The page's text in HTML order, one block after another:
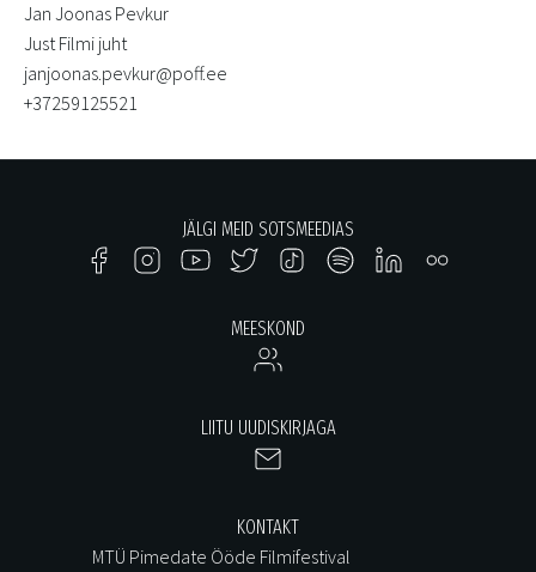
Jan Joonas Pevkur
Just Filmi juht
janjoonas.pevkur@poff.ee
+37259125521
JÄLGI MEID SOTSMEEDIAS
MEESKOND
LIITU UUDISKIRJAGA
KONTAKT
MTÜ Pimedate Ööde Filmifestival